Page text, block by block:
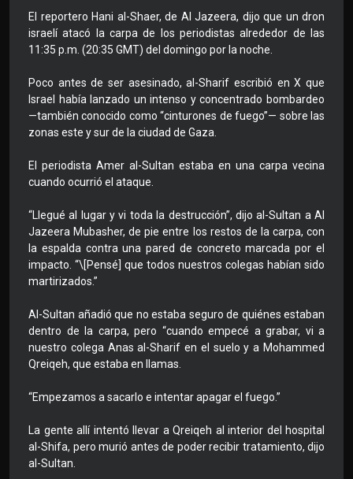
El reportero Hani al-Shaer, de Al Jazeera, dijo que un dron
israelí atacó la carpa de los periodistas alrededor de las
11:35 p.m. (20:35 GMT) del domingo por la noche.
Poco antes de ser asesinado, al-Sharif escribió en X que
Israel había lanzado un intenso y concentrado bombardeo
—también conocido como “cinturones de fuego”— sobre las
zonas este y sur de la ciudad de Gaza.
El periodista Amer al-Sultan estaba en una carpa vecina
cuando ocurrió el ataque.
“Llegué al lugar y vi toda la destrucción”, dijo al-Sultan a Al
Jazeera Mubasher, de pie entre los restos de la carpa, con
la espalda contra una pared de concreto marcada por el
impacto. “\[Pensé] que todos nuestros colegas habían sido
martirizados.”
Al-Sultan añadió que no estaba seguro de quiénes estaban
dentro de la carpa, pero “cuando empecé a grabar, vi a
nuestro colega Anas al-Sharif en el suelo y a Mohammed
Qreiqeh, que estaba en llamas.
“Empezamos a sacarlo e intentar apagar el fuego.”
La gente allí intentó llevar a Qreiqeh al interior del hospital
al-Shifa, pero murió antes de poder recibir tratamiento, dijo
al-Sultan.